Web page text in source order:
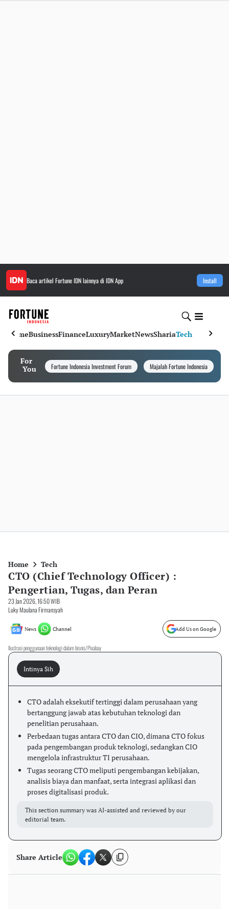
Baca artikel Fortune IDNlainnya di IDN App Install
HomeBusinessFinanceLuxuryMarketNewsShariaTech
For
You
Fortune Indonesia Investment Forum Majalah Fortune Indonesia
Home Tech
CTO (Chief Technology Officer) :
Pengertian, Tugas, dan Peran
23 Jan 2026, 16:50 WIB
Luky Maulana Firmansyah
News Channel Add Us on Google
Ilustrasi penggunaan teknologi dalam bisnis/Pixabay
Intinya Sih
CTO adalah eksekutif tertinggi dalam perusahaan yang
bertanggung jawab atas kebutuhan teknologi dan
penelitian perusahaan.
Perbedaan tugas antara CTO dan CIO, dimana CTO fokus
pada pengembangan produk teknologi, sedangkan CIO
mengelola infrastruktur TI perusahaan.
Tugas seorang CTO meliputi pengembangan kebijakan,
analisis biaya dan manfaat, serta integrasi aplikasi dan
proses digitalisasi produk.
This section summary was AI-assisted and reviewed by our
editorial team.
Share Article